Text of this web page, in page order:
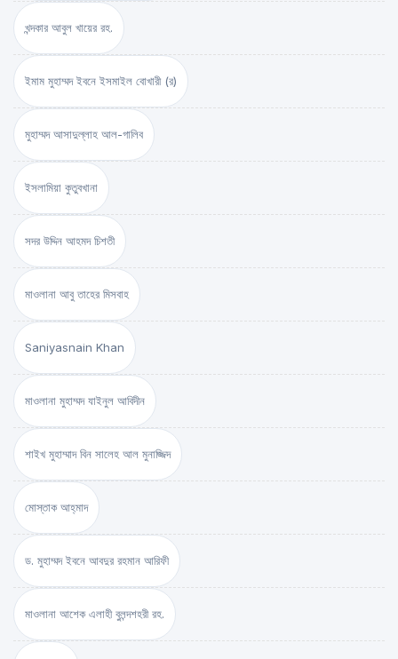
খন্দকার আবুল খায়ের রহ.
ইমাম মুহাম্মদ ইবনে ইসমাইল বোখারী (র)
মুহাম্মদ আসাদুল্লাহ আল-গালিব
ইসলামিয়া কুতুবখানা
সদর উদ্দিন আহমদ চিশতী
মাওলানা আবু তাহের মিসবাহ
Saniyasnain Khan
মাওলানা মুহাম্মদ যাইনুল আবিদীন
শাইখ মুহাম্মাদ বিন সালেহ আল মুনাজ্জিদ
মোস্তাক আহ্‌মাদ
ড. মুহাম্মদ ইবনে আবদুর রহমান আরিফী
মাওলানা আশেক এলাহী বুলন্দশহরী রহ.